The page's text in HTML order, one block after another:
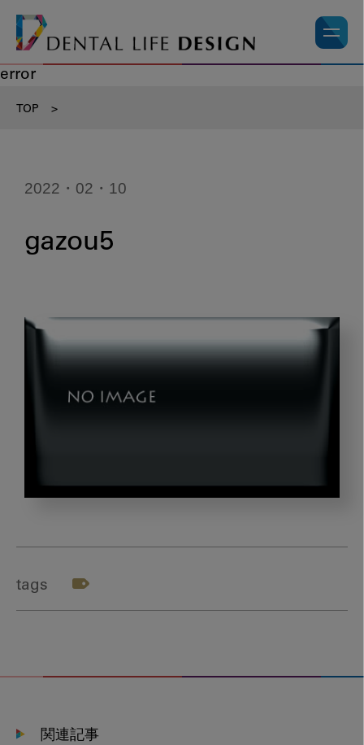
error
TOP >
2022・02・10
gazou5
tags
関連記事